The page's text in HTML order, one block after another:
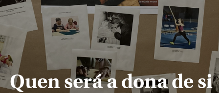
Quen será a dona de si